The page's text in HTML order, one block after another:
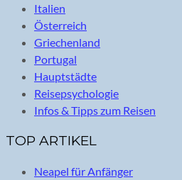
Italien
Österreich
Griechenland
Portugal
Hauptstädte
Reisepsychologie
Infos & Tipps zum Reisen
TOP ARTIKEL
Neapel für Anfänger